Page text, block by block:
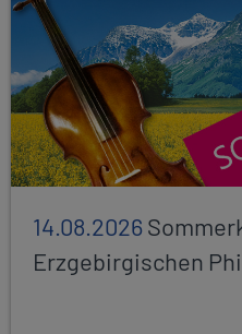
14.08.2026
Erzgebirgischen